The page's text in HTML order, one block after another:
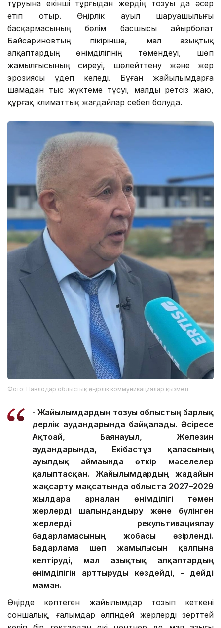
тұруына екінші тұрғыдан жердің тозуы да әсер
етіп отыр. Өңірлік ауыл шаруашылығы
басқармасының бөлім басшысы Қайырболат
Байсариновтың пікірінше, мал азықтық
алқаптардың өнімділігінің төмендеуі, шөп
жамылғысының сиреуі, шөлейттену және жер
эрозиясы үдеп келеді. Бұған жайылымдарға
шамадан тыс жүктеме түсуі, малды ретсіз жаю,
құрғақ климаттық жағдайлар себеп болуда.
Фото: Павлодар облыстық өңірлік коммуникациялар қызметі
- Жайылымдардың тозуы облыстың барлық
дерлік аудандарында байқалады. Әсіресе
Ақтоғай, Баянауыл, Железин
аудандарында, Екібастұз қаласының
ауылдық аймағында өткір мәселелер
қалыптасқан. Жайылымдардың жағдайын
жақсарту мақсатында облыста 2027–2029
жылдарға арналған өнімділігі төмен
жерлерді шалғындандыру және бүлінген
жерлерді рекультивациялау
бағдарламасының жобасы әзірленді.
Бағдарлама шөп жамылғысын қалпына
келтіруді, мал азықтық алқаптардың
өнімділігін арттыруды көздейді, - дейді
маман.
Өңірде көптеген жайылымдар тозып кеткені
соншалық, ғалымдар әлгіндей жерлерді зерттей